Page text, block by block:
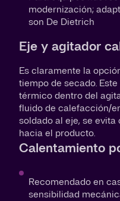
modernización;
son De Dietrich
Eje y agitador
Es claramente la
tiempo de secado.
térmico dentro del
fluido de calefacción/
soldado al eje, se
hacia el producto.
Calentamiento
Recomendado en
sensibilidad